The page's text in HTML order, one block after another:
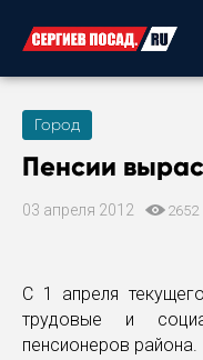
Город
Пенсии
03 апреля 2012 2652
С 1 апреля
трудовые и
пенсионеров района.